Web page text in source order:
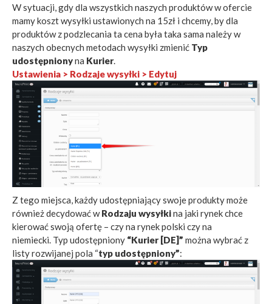
W sytuacji, gdy dla wszystkich naszych produktów w ofercie
mamy koszt wysyłki ustawionych na 15zł i chcemy, by dla
produktów z podzlecania ta cena była taka sama należy w
naszych obecnych metodach wysyłki zmienić Typ
udostępnionyna Kurier.
Ustawienia > Rodzaje wysyłki > Edytuj
Z tego miejsca, każdy udostępniający swoje produkty może
również decydować wRodzaju wysyłkina jaki rynek chce
kierować swoją ofertę – czy na rynek polski czy na
niemiecki. Typ udostępniony “Kurier [DE]” można wybrać z
listy rozwijanej pola “typ udostępniony”: